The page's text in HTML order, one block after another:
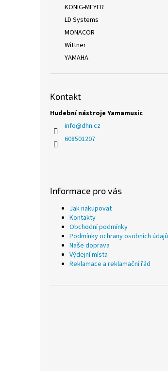
KONIG-MEYER
LD Systems
MONACOR
Wittner
YAMAHA
Kontakt
Hudební nástroje Yamamusic
info@dhn.cz
608501207
Informace pro vás
Jak nakupovat
Kontakty
Obchodní podmínky
Podmínky ochrany osobních údajů
Naše doprava
Výdejní místa
Reklamace a reklamační řád